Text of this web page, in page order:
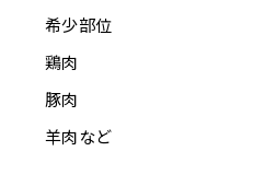
希少部位
鶏肉
豚肉
羊肉など